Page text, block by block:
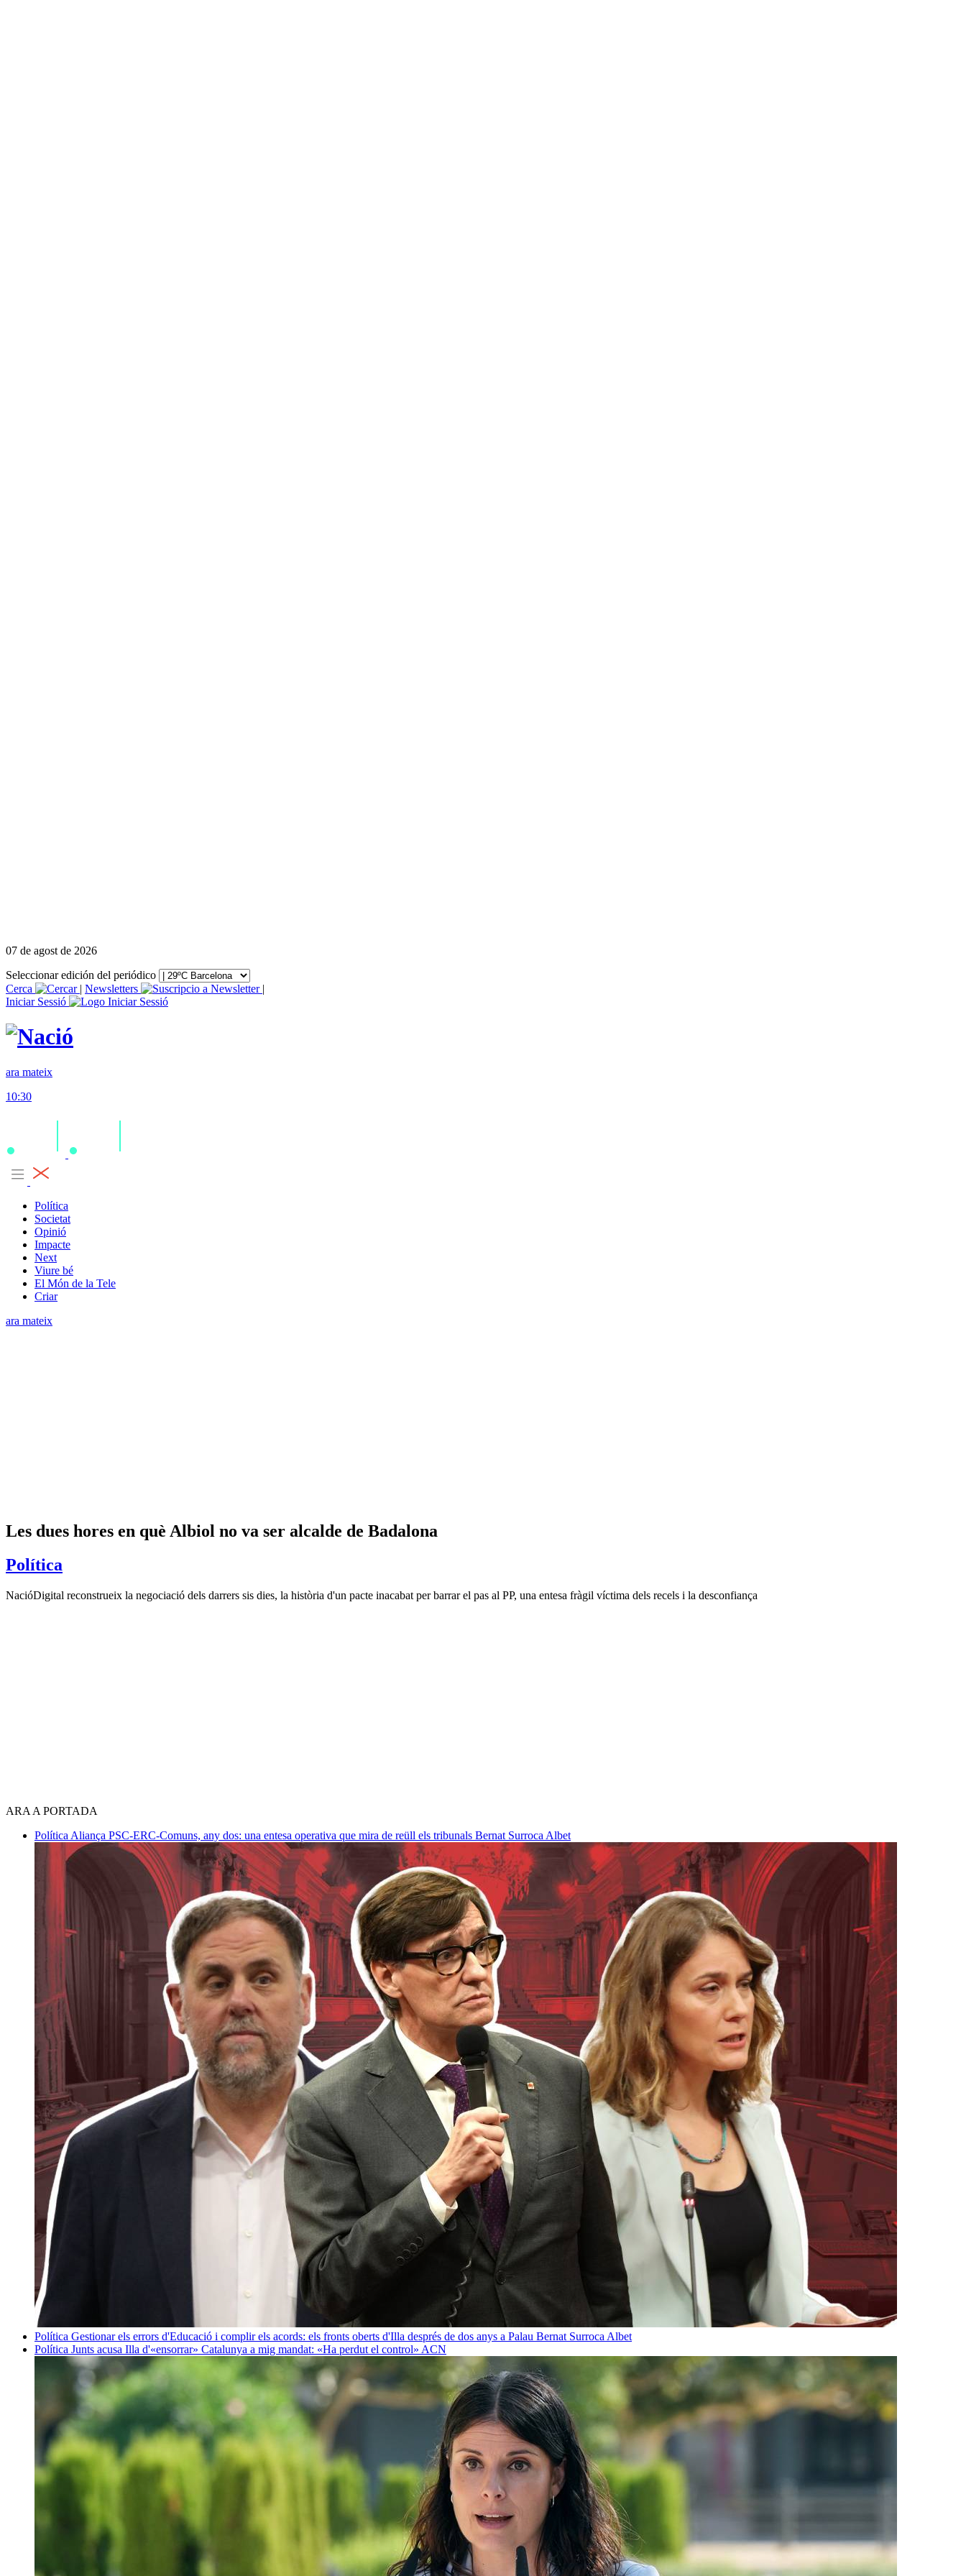
07 de agost de 2026
Seleccionar edición del periódico
Cerca
| Newsletters
|
Iniciar Sessió
ara mateix
10:30
Política
Societat
Opinió
Impacte
Next
Viure bé
El Món de la Tele
Criar
ara mateix
Les dues hores en què Albiol no va ser alcalde de Badalona
Política
NacióDigital reconstrueix la negociació dels darrers sis dies, la història d'un pacte inacabat per barrar el pas al PP, una entesa fràgil víctima dels recels i la desconfiança
ARA A PORTADA
Política Aliança PSC-ERC-Comuns, any dos: una entesa operativa que mira de reüll els tribunals Bernat Surroca Albet
Política Gestionar els errors d'Educació i complir els acords: els fronts oberts d'Illa després de dos anys a Palau Bernat Surroca Albet
Política Junts acusa Illa d'«ensorrar» Catalunya a mig mandat: «Ha perdut el control» ACN